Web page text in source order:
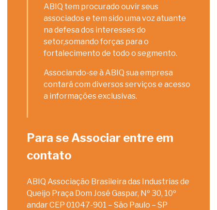
ABIQ tem procurado ouvir seus
associados e tem sido uma voz atuante
na defesa dos interesses do
setor,somando forças para o
fortalecimento de todo o segmento.
Associando-se à ABIQ sua empresa
contará com diversos serviços e acesso
a informações exclusivas.
Para se Associar entre em
contato
ABIQ Associação Brasileira das Industrias de
Queijo Praça Dom José Gaspar, Nº 30, 10º
andar CEP 01047-901 – São Paulo – SP